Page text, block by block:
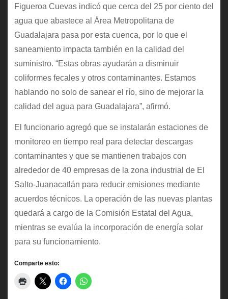
Figueroa Cuevas indicó que cerca del 25 por ciento del
agua que abastece al Área Metropolitana de
Guadalajara pasa por esta cuenca, por lo que el
saneamiento impacta también en la calidad del
suministro. “Estas obras ayudarán a disminuir
coliformes fecales y otros contaminantes. Estamos
hablando no solo de sanear el río, sino de mejorar la
calidad del agua para Guadalajara”, afirmó.
El funcionario agregó que se instalarán estaciones de
monitoreo en tiempo real para detectar descargas
contaminantes y que se mantienen trabajos con
alrededor de 40 empresas de la zona industrial de El
Salto-Juanacatlán para reducir emisiones mediante
acuerdos técnicos. La operación de las nuevas plantas
quedará a cargo de la Comisión Estatal del Agua,
mientras se evalúa la incorporación de energía solar
para su funcionamiento.
Comparte esto: